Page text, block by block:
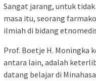
Sangat jarang, untuk
masa itu, seorang
ilmiah di bidang
Prof. Boetje H. Moningka
antara lain, adalah
datang belajar di